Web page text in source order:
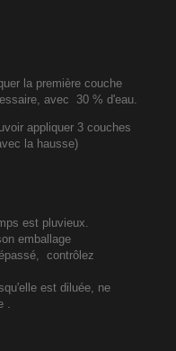
la première couche
avec 30 % d'eau.
appliquer 3 couches
la hausse)
est pluvieux.
emballage
contrôlez
est diluée, ne
.